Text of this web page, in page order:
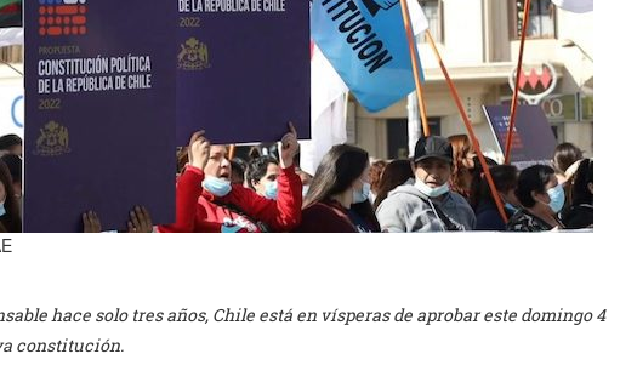
hace solo tres años, Chile está en vísperas de aprobar este domingo 4
constitución.